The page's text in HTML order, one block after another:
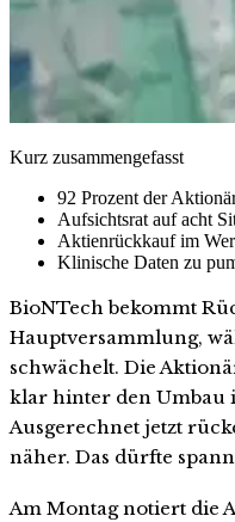
Kurz zusammengefasst
92 Prozent der
Aufsichtsrat auf acht
Aktienrückkauf im
Klinische Daten zu
BioNTech bekommt
Hauptversammlung,
schwächelt. Die
klar hinter den Umbau
Ausgerechnet jetzt
näher. Das dürfte
Am Montag notiert die